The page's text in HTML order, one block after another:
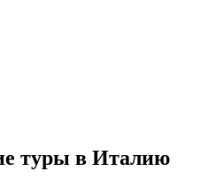
туры в Италию